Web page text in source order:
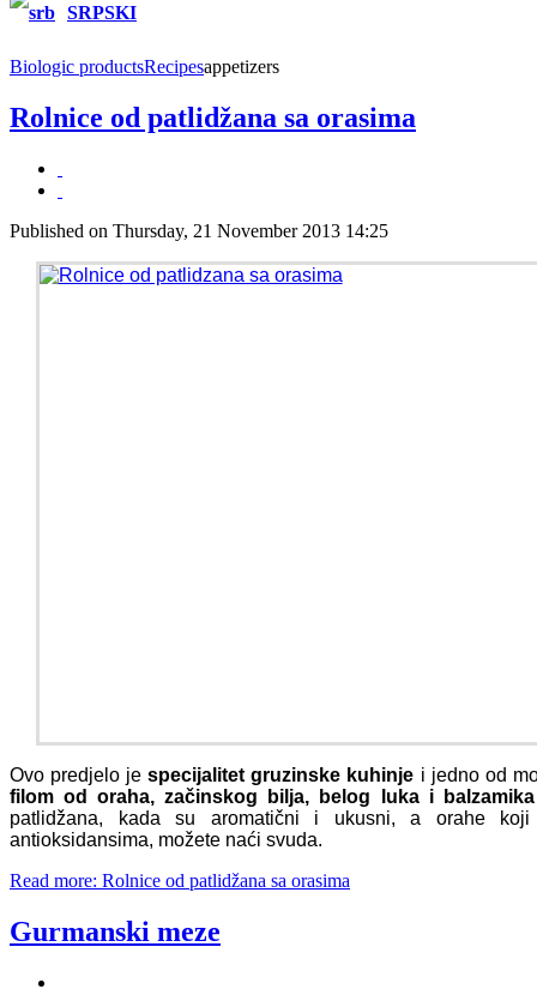
SRPSKI
Biologic productsRecipesappetizers
Rolnice od patlidžana sa orasima
Published on Thursday, 21 November 2013 14:25
Ovo predjelo jespecijalitet gruzinske kuhinje i jedno od
filom od oraha, začinskog bilja, belog luka i
patlidžana, kada su aromatični i ukusni, a orahe
antioksidansima, možete naći svuda.
Read more: Rolnice od patlidžana sa orasima
Gurmanski meze